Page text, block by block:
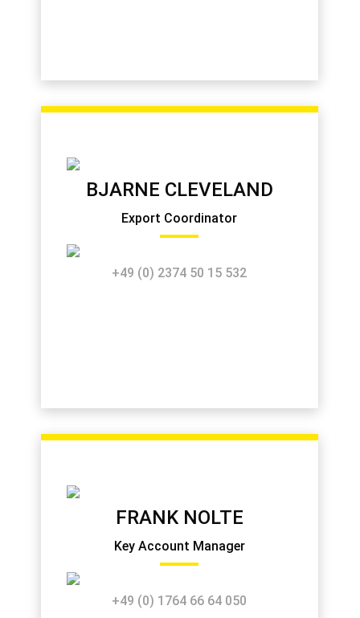
BJARNE CLEVELAND
Export Coordinator
+49 (0) 2374 50 15 532
FRANK NOLTE
Key Account Manager
+49 (0) 1764 66 64 050